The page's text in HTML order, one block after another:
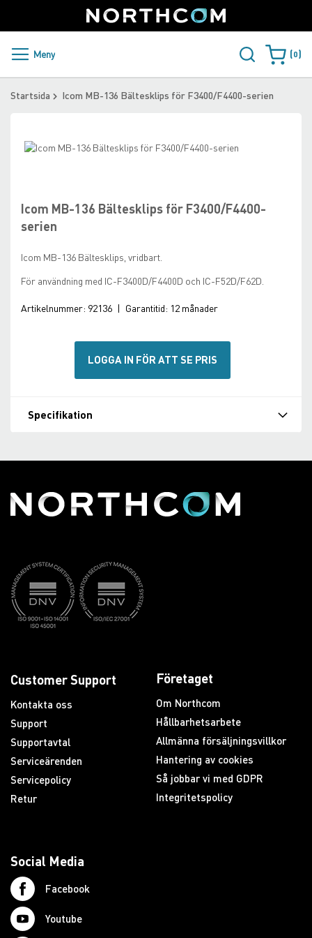
to
Content
Sweden
PRODUKTER OCH LÖSNINGAR
ÅTERFÖRSÄLJARE
LADDA NER
Meny Varukorgen
0
Startsida Icom MB-136 Bältesklips för F3400/F4400-serien
Icom MB-136 Bältesklips för F3400/F4400-
serien
Icom MB-136 Bältesklips, vridbart.
För användning med IC-F3400D/F4400D och IC-F52D/F62D.
Artikelnummer: 92136 | Garantitid: 12 månader
LOGGA IN FÖR ATT SE PRIS
Skip
the
images
beginning
of
the
gallery
Specifikation
Customer Support
Kontakta oss
Support
Supportavtal
Serviceärenden
Servicepolicy
Retur
Företaget
Om Northcom
Hållbarhetsarbete
Allmänna försäljningsvillkor
Hantering av cookies
Så jobbar vi med GDPR
Integritetspolicy
Social Media
Facebook
Youtube